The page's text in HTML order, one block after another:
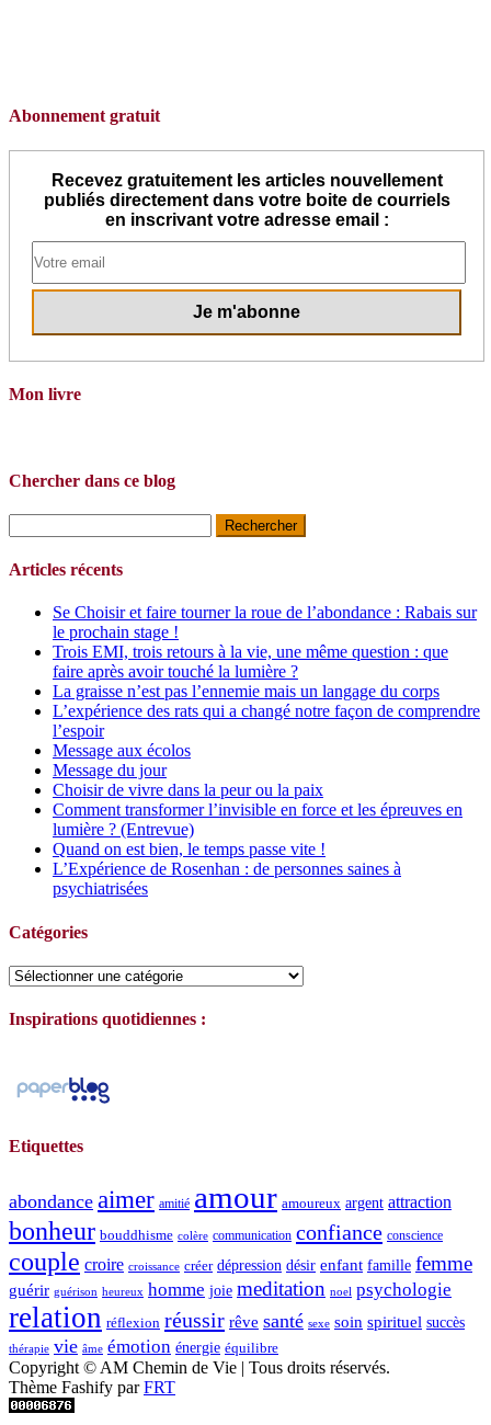
Abonnement gratuit
Recevez gratuitement les articles nouvellement
publiés directement dans votre boite de courriels
en inscrivant votre adresse email :
Mon livre
Chercher dans ce blog
Articles récents
Se Choisir et faire tourner la roue de l’abondance : Rabais sur
le prochain stage !
Trois EMI, trois retours à la vie, une même question : que
faire après avoir touché la lumière ?
La graisse n’est pas l’ennemie mais un langage du corps
L’expérience des rats qui a changé notre façon de comprendre
l’espoir
Message aux écolos
Message du jour
Choisir de vivre dans la peur ou la paix
Comment transformer l’invisible en force et les épreuves en
lumière ? (Entrevue)
Quand on est bien, le temps passe vite !
L’Expérience de Rosenhan : de personnes saines à
psychiatrisées
Catégories
Catégories
Inspirations quotidiennes :
Etiquettes
abondance aimer amitié amour amoureux argent attraction
bonheur bouddhisme colère communication confiance conscience
couple croire croissance créer dépression désir enfant famille femme
guérir guérison heureux homme joie meditation noel psychologie
relation réflexion réussir rêve santé sexe soin spirituel succès
thérapie vie âme émotion énergie équilibre
Copyright © AM Chemin de Vie | Tous droits réservés.
Thème Fashify parFRT